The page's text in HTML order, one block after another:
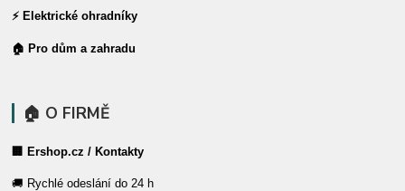
⚡ Elektrické ohradníky
🏠 Pro dům a zahradu
🏠 O FIRMĚ
🏢 Ershop.cz / Kontakty
🚚 Rychlé odeslání do 24 h